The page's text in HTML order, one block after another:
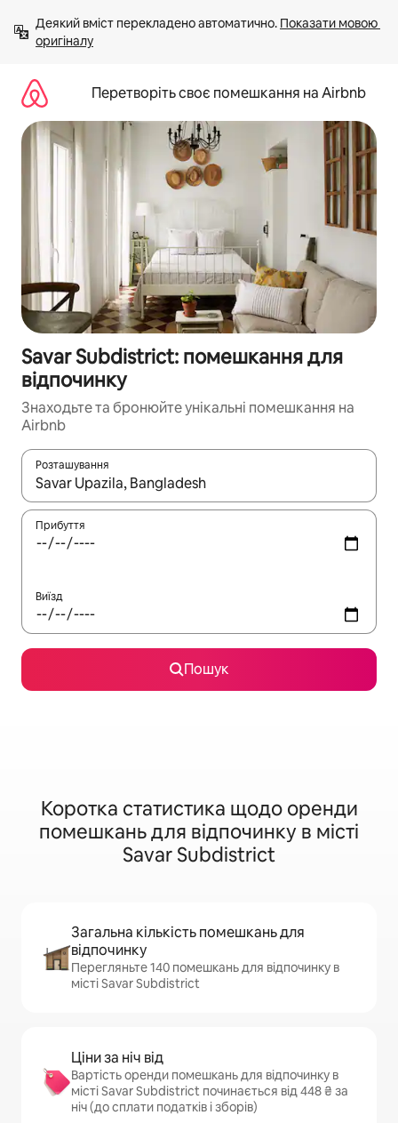
вмісту
Деякий вміст перекладено автоматично. Показати мовою
оригіналу
Перетворіть своє помешкання на Airbnb
Savar Subdistrict: помешкання для
відпочинку
Знаходьте та бронюйте унікальні помешкання на
Airbnb
Розташування
Отримавши результати пошуку, використовуйте для
Прибуття
Виїзд
Пошук
Коротка статистика щодо оренди
помешкань для відпочинку в місті
Savar Subdistrict
Загальна кількість помешкань для
відпочинку
Перегляньте 140 помешкань для відпочинку в
місті Savar Subdistrict
Ціни за ніч від
Вартість оренди помешкань для відпочинку в
місті Savar Subdistrict починається від 448 ₴ за
ніч (до сплати податків і зборів)